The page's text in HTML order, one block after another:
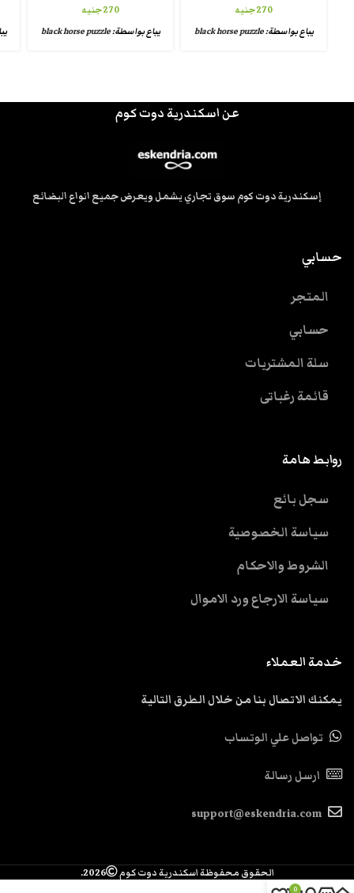
270جنيه
يباع بواسطة:black horse puzzle
270جنيه
يباع بواسطة:black horse puzzle
عن اسكندرية دوت كوم
إسكندرية دوت كوم سوق تجاري يشمل ويعرض جميع انواع البضائع
حسابي
المتجر
حسابي
سلة المشتريات
قائمة رغباتى
روابط هامة
سجل بائع
سياسة الخصوصية
الشروط والاحكام
سياسة الارجاع ورد الاموال
خدمة العملاء
يمكنك الاتصال بنا من خلال الطرق التالية
تواصل علي الوتساب
ارسل رسالة
support@eskendria.com
الحقوق محفوظة اسكندرية دوت كوم 2026.
0